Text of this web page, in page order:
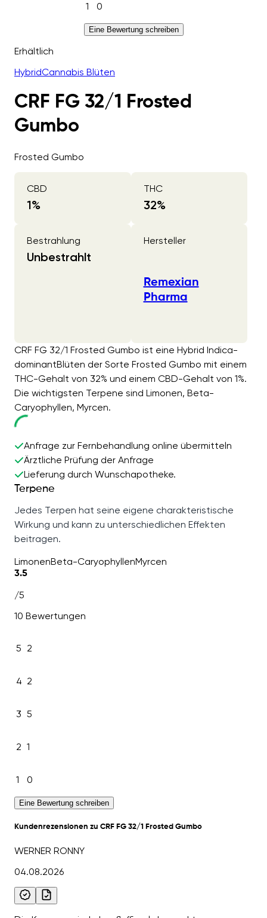
1 0
Eine Bewertung schreiben
Erhältlich
HybridCannabis Blüten
CRF FG 32/1 Frosted
Gumbo
Frosted Gumbo
CBD
1%
THC
32%
Bestrahlung
Unbestrahlt
Hersteller
Remexian
Pharma
CRF FG 32/1 Frosted Gumbo ist eine Hybrid Indica-
dominantBlüten der Sorte Frosted Gumbo mit einem
THC-Gehalt von 32% und einem CBD-Gehalt von 1%.
Die wichtigsten Terpene sind Limonen, Beta-
Caryophyllen, Myrcen.
Anfrage zur Fernbehandlung online übermitteln
Ärztliche Prüfung der Anfrage
Lieferung durch Wunschapotheke.
Terpene
Jedes Terpen hat seine eigene charakteristische
Wirkung und kann zu unterschiedlichen Effekten
beitragen.
LimonenBeta-CaryophyllenMyrcen
3.5
/5
10 Bewertungen
5 2
4 2
3 5
2 1
1 0
Eine Bewertung schreiben
Kundenrezensionen zu CRF FG 32/1 Frosted Gumbo
WERNER RONNY
04.08.2026